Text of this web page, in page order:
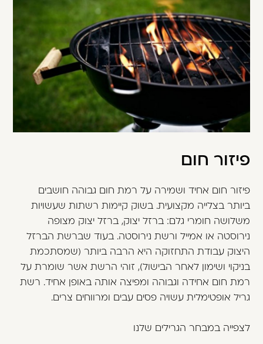
פיזור חום
פיזור חום אחיד ושמירה על רמת חום גבוהה חושבים
ביותר בצלייה מקצועית. בשוק קיימות רשתות שעשויות
משלושה חומרי גלם: ברזל יצוק, ברזל יצוק מצופה
נירוסטה או אמייל ורשת נירוסטה. בעוד שברשת הברזל
היצוק עבודת התחזוקה היא הרבה ביותר (שמסתכמת
בניקוי ושימון לאחר הבישול), זוהי הרשת אשר שומרת על
רמת חום אחידה וגבוהה ומפיצה אותה באופן אחיד. רשת
גריל אופטימלית עשויה פסים עבים ומרווחים צרים.
לצפייה במבחר הגרילים שלנו